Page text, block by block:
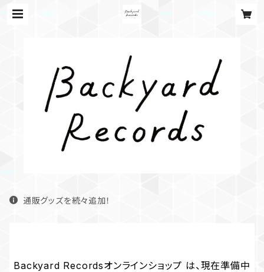
通販グッズを続々追加！
Backyard Recordsオンラインショップ は、現在準備中